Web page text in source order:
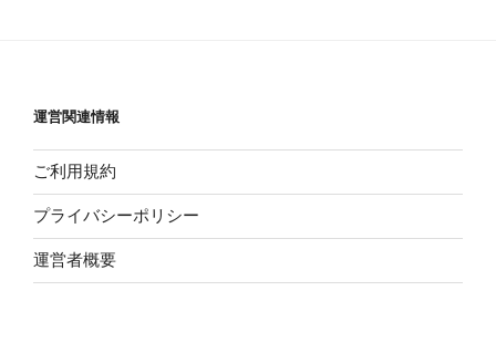
運営関連情報
ご利用規約
プライバシーポリシー
運営者概要